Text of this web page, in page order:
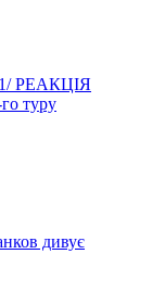
1/ РЕАКЦІЯ
туру
дивує